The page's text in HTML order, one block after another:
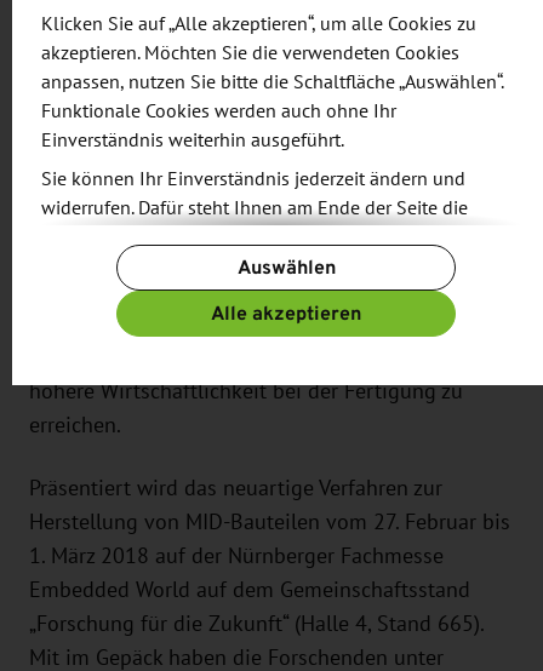
betreiben zu müssen. Bei ihrer derzeitigen
Entwicklung kann die Professur Kunststoffe hierbei
auf vorangegangene Entwicklungsarbeiten
zurückgreifen. Denn vor der Applizierung
elektrischer Leiterbahnen stand insbesondere auch
das farbliche Bedrucken (sogenanntes
„Dekorieren“) von Bauteilen im Fokus der
Wissenschaftler. Anstatt elektrisch leitfähiger
Substanzen kamen hierfür in der Vergangenheit
Dekorationsfarben zum Einsatz. Hintergrund des
höhere Wirtschaftlichkeit bei der Fertigung zu
erreichen.
Präsentiert wird das neuartige Verfahren zur
Herstellung von MID-Bauteilen vom 27. Februar bis
1. März 2018 auf der Nürnberger Fachmesse
Embedded World auf dem Gemeinschaftsstand
„Forschung für die Zukunft“ (Halle 4, Stand 665).
Mit im Gepäck haben die Forschenden unter
Klicken Sie auf „Alle akzeptieren“, um alle Cookies zu
akzeptieren. Möchten Sie die verwendeten Cookies
anpassen, nutzen Sie bitte die Schaltfläche „Auswählen“.
Funktionale Cookies werden auch ohne Ihr
Einverständnis weiterhin ausgeführt.
Sie können Ihr Einverständnis jederzeit ändern und
widerrufen. Dafür steht Ihnen am Ende der Seite die
Verfügung.
Weitere Informationen finden Sie in unseren
Datenschutzbestimmungenund ergänzend in unserem
Auswählen
Alle akzeptieren